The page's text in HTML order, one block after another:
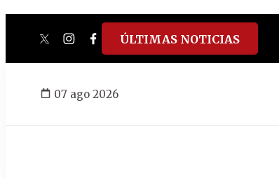
twitterinstagram
facebook
tiktokyoutube
spotify
ÚLTIMAS NOTICIAS
07 ago 2026